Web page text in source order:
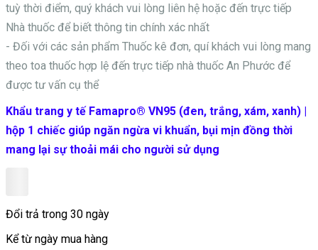
tuỳ thời điểm, quý khách vui lòng liên hệ hoặc đến trực tiếp
Nhà thuốc để biết thông tin chính xác nhất
- Đối với các sản phẩm Thuốc kê đơn, quí khách vui lòng mang
theo toa thuốc hợp lệ đến trực tiếp nhà thuốc An Phước để
được tư vấn cụ thể
Khẩu trang y tế Famapro® VN95 (đen, trắng, xám, xanh) |
hộp 1 chiếc giúp ngăn ngừa vi khuẩn, bụi mịn đồng thời
mang lại sự thoải mái cho người sử dụng
Đổi trả trong 30 ngày
Kể từ ngày mua hàng